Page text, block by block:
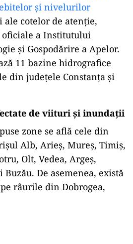
și nivelurilor
ale cotelor de atenție,
a Institutului
și Gospodărire a Apelor.
11 bazine hidrografice
din județele Constanța și
de viituri și inundații
zone se află cele din
Alb, Arieș, Mureș, Timiș,
Olt, Vedea, Argeș,
De asemenea, există
râurile din Dobrogea,